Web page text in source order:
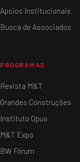
Apoios Institucionais
Busca de Associados
PROGRAMAS
Revista M&T
Grandes Construções
Instituto Opus
M&T Expo
BW Fórum